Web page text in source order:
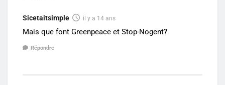
Sicetaitsimple il y a 14 ans
Mais que font Greenpeace et Stop-Nogent?
Répondre